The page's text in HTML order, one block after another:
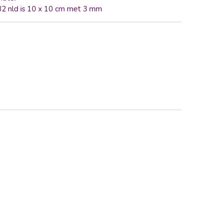
nld is 10 x 10 cm met 3 mm